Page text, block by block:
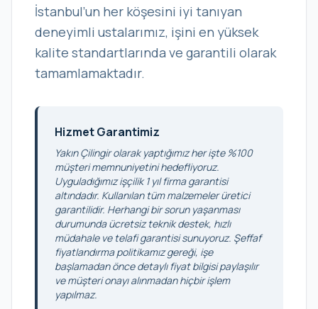
İstanbul’un her köşesini iyi tanıyan
deneyimli ustalarımız, işini en yüksek
kalite standartlarında ve garantili olarak
tamamlamaktadır.
Hizmet Garantimiz
Yakın Çilingir olarak yaptığımız her işte %100
müşteri memnuniyetini hedefliyoruz.
Uyguladığımız işçilik 1 yıl firma garantisi
altındadır. Kullanılan tüm malzemeler üretici
garantilidir. Herhangi bir sorun yaşanması
durumunda ücretsiz teknik destek, hızlı
müdahale ve telafi garantisi sunuyoruz. Şeffaf
fiyatlandırma politikamız gereği, işe
başlamadan önce detaylı fiyat bilgisi paylaşılır
ve müşteri onayı alınmadan hiçbir işlem
yapılmaz.